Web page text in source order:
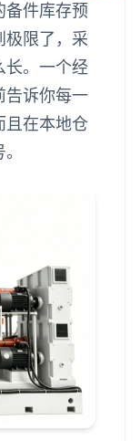
备件库存预
极限了，采
长。一个经
告诉你每一
且在本地仓